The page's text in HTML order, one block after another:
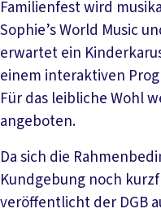
Familienfest wird
Sophie’s World Music
erwartet ein
einem interaktiven
Für das leibliche Wohl
angeboten.
Da sich die
Kundgebung noch
veröffentlicht der DGB